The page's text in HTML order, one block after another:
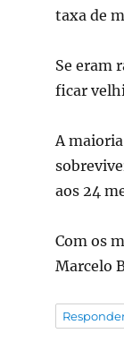
taxa de
Se eram
ficar
A
aos 24
Com os
Marcelo